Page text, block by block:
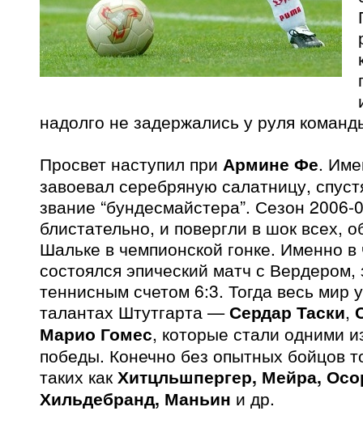
надолго не задержались у руля
Просвет наступил при Армине Фе.
завоевал серебряную салатницу,
звание “бундесмайстера”. Сезон
блистательно, и повергли в шок всех,
Шальке в чемпионской гонке. Именно
состоялся эпический матч с
теннисным счетом 6:3. Тогда весь мир
талантах Штутгарта —Сердар Таски,
Марио Гомес, которые стали одними
победы. Конечно без опытных бойцов
таких как Хитцльшпергер, Мейра,
Хильдебранд, Маньин и др.